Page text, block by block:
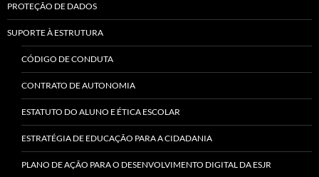
PROTEÇÃO DE DADOS
SUPORTE À ESTRUTURA
CÓDIGO DE CONDUTA
CONTRATO DE AUTONOMIA
ESTATUTO DO ALUNO E ÉTICA ESCOLAR
ESTRATÉGIA DE EDUCAÇÃO PARA A CIDADANIA
PLANO DE AÇÃO PARA O DESENVOLVIMENTO DIGITAL DA ESJR